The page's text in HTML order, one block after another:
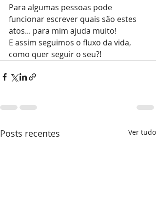
Para algumas pessoas pode
funcionar escrever quais são estes
atos... para mim ajuda muito!
E assim seguimos o fluxo da vida,
como quer seguir o seu?!
Posts recentes Ver tudo